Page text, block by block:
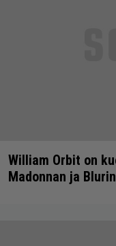
William Orbit on
Madonnan ja